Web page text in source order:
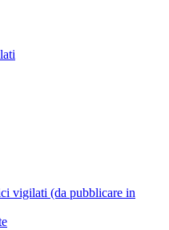
vigilati (da pubblicare in